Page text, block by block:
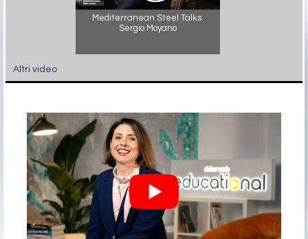
Mediterranean Steel Talks:
Sergio Moyano
Altri video